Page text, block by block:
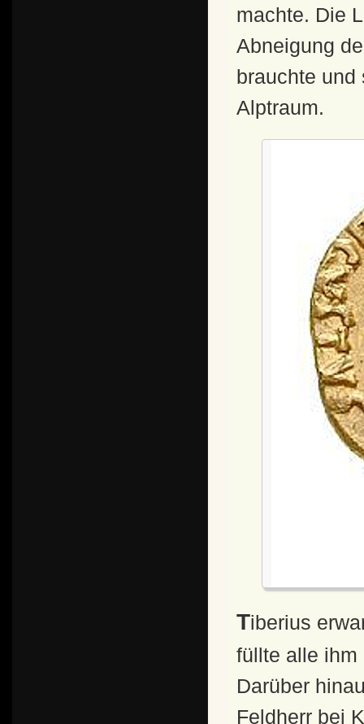
machte. Die
Abneigung
brauchte und
Alptraum.
Tiberius erwarb sich eine ausgezeichnete Bildung und
füllte alle ihm
Darüber
Feldherr bei